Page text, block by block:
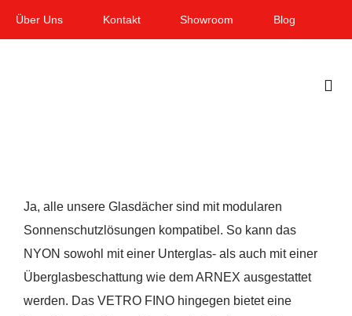
Zum
Über Uns Kontakt Showroom Blog
Balkon & Loggia
Dienstleistungen
Ja, alle unsere Glasdächer sind mit modularen
Sonnenschutzlösungen kompatibel. So kann das
NYON sowohl mit einer Unterglas- als auch mit einer
Überglasbeschattung wie dem ARNEX ausgestattet
werden. Das VETRO FINO hingegen bietet eine